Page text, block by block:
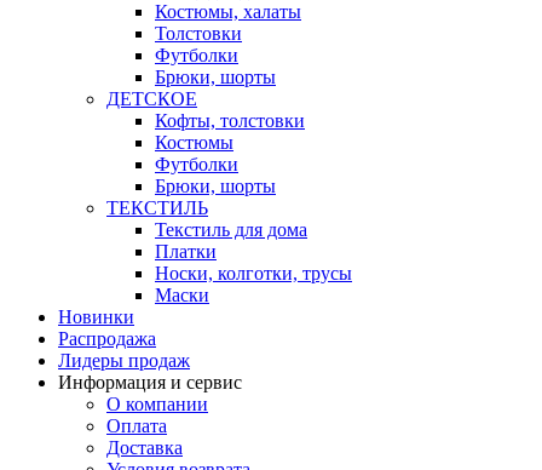
Костюмы, халаты
Толстовки
Футболки
Брюки, шорты
ДЕТСКОЕ
Кофты, толстовки
Костюмы
Футболки
Брюки, шорты
ТЕКСТИЛЬ
Текстиль для дома
Платки
Носки, колготки, трусы
Маски
Новинки
Распродажа
Лидеры продаж
Информация и сервис
О компании
Оплата
Доставка